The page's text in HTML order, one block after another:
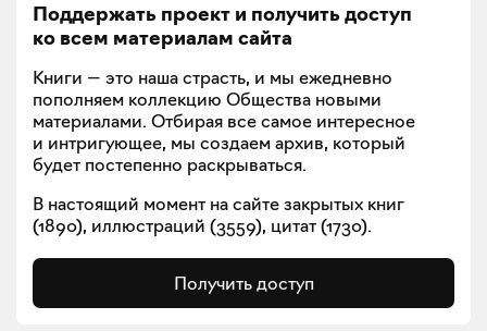
Поддержать проект и получить доступ
ко всем материалам сайта
Книги — это наша страсть, и мы ежедневно
пополняем коллекцию Общества новыми
материалами. Отбирая все самое интересное
и интригующее, мы создаем архив, который
будет постепенно раскрываться.
В настоящий момент на сайте закрытых книг
(1890), иллюстраций (3559), цитат (1730).
Получить доступ